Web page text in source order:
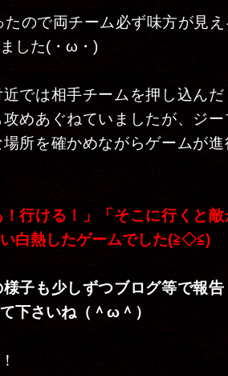
ので両チーム必ず味方が見
した(・ω・)
では相手チームを押し込ん
攻めあぐねていましたが、ジ
場所を確かめながらゲームが
行ける！」「そこに行くと
白熱したゲームでした(≧◇≦)
子も少しずつブログ等で報
下さいね（＾ω＾）